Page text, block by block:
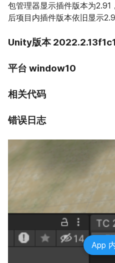
包管理器显示插件版本为2.91
后项目内插件版本依旧显示
Unity版本 2022.2.13f1c1
平台 window10
相关代码
错误日志
App